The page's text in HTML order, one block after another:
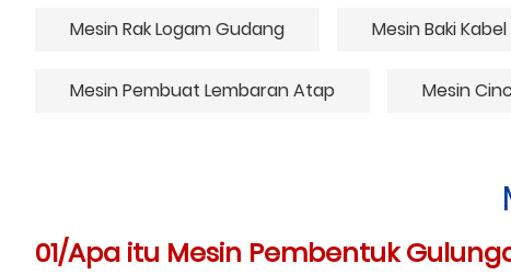
Mesin Rak Logam Gudang Mesin Baki Kabel
Mesin Pembuat Lembaran Atap Mesin
01/Apa itu Mesin Pembentuk